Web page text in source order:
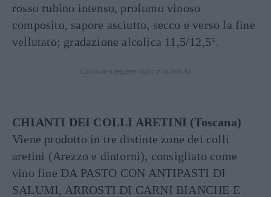
rosso rubino intenso, profumo vinoso
composito, sapore asciutto, secco e verso la fine
vellutato; gradazione alcolica 11,5/12,5°.
CHIANTI DEI COLLI ARETINI (Toscana)
Viene prodotto in tre distinte zone dei colli
aretini (Arezzo e dintorni), consigliato come
vino fine DA PASTO CON ANTIPASTI DI
SALUMI, ARROSTI DI CARNI BIANCHE E